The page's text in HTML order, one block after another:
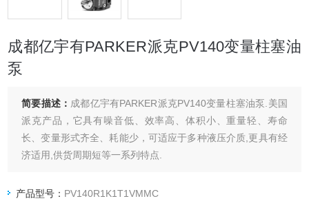
成都亿宇有PARKER派克PV140变量柱塞油
泵
简要描述： 成都亿宇有PARKER派克PV140变量柱塞油泵.美国
派克产品，它具有噪音低、效率高、体积小、重量轻、寿命
长、变量形式齐全、耗能少，可适应于多种液压介质,更具有经
济适用,供货周期短等一系列特点.
产品型号： PV140R1K1T1VMMC